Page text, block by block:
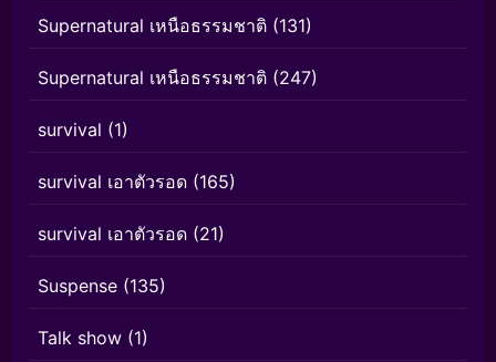
Supernatural เหนือธรรมชาติ (131)
Supernatural เหนือธรรมชาติ (247)
survival (1)
survival เอาตัวรอด (165)
survival เอาตัวรอด (21)
Suspense (135)
Talk show (1)